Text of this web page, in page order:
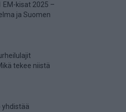
EM-kisat 2025 –
ja Suomen
tekee niistä
yhdistää